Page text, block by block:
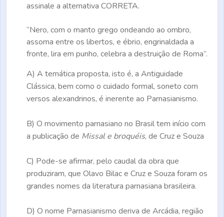
assinale a alternativa CORRETA.
“Nero, com o manto grego ondeando ao ombro,
assoma entre os libertos, e ébrio, engrinaldada a
fronte, lira em punho, celebra a destruição de Roma”.
A) A temática proposta, isto é, a Antiguidade
Clássica, bem como o cuidado formal, soneto com
versos alexandrinos, é inerente ao Parnasianismo.
B) O movimento parnasiano no Brasil tem início com
a publicação de Missal e broquéis, de Cruz e Souza
C) Pode-se afirmar, pelo caudal da obra que
produziram, que Olavo Bilac e Cruz e Souza foram os
grandes nomes da literatura parnasiana brasileira.
D) O nome Parnasianismo deriva de Arcádia, região